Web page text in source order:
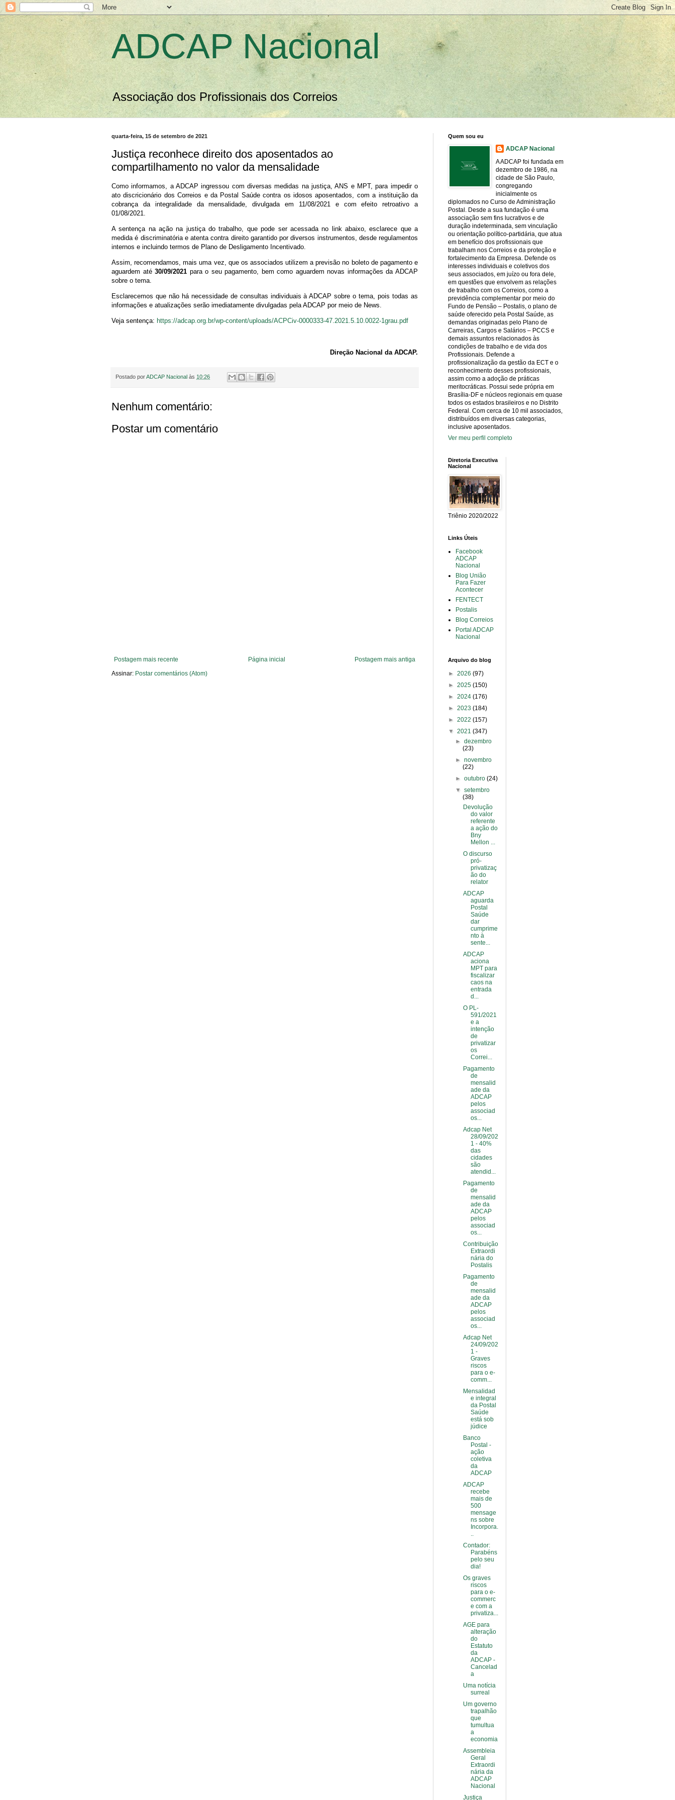
ADCAP Nacional
Associação dos Profissionais dos Correios
quarta-feira, 15 de setembro de 2021
Justiça reconhece direito dos aposentados ao
compartilhamento no valor da mensalidade
Como informamos, a ADCAP ingressou com diversas medidas na justiça, ANS e MPT, para impedir o
ato discricionário dos Correios e da Postal Saúde contra os idosos aposentados, com a instituição da
cobrança da integralidade da mensalidade, divulgada em 11/08/2021 e com efeito retroativo a
01/08/2021.
A sentença na ação na justiça do trabalho, que pode ser acessada no link abaixo, esclarece que a
medida é discriminatória e atenta contra direito garantido por diversos instrumentos, desde regulamentos
internos e incluindo termos de Plano de Desligamento Incentivado.
Assim, recomendamos, mais uma vez, que os associados utilizem a previsão no boleto de pagamento e
aguardem até30/09/2021 para o seu pagamento, bem como aguardem novas informações da ADCAP
sobre o tema.
Esclarecemos que não há necessidade de consultas individuais à ADCAP sobre o tema, pois todas as
informações e atualizações serão imediatamente divulgadas pela ADCAP por meio de News.
Veja sentença: https://adcap.org.br/wp-content/uploads/ACPCiv-0000333-47.2021.5.10.0022-1grau.pdf
Direção Nacional da ADCAP.
Postado porADCAP Nacional às 10:26
Nenhum comentário:
Postar um comentário
Postagem mais recente Postagem mais antiga
Página inicial
Assinar: Postar comentários (Atom)
Quem sou eu
ADCAP Nacional
A ADCAP foi fundada em
dezembro de 1986, na
cidade de São Paulo,
congregando
inicialmente os
diplomados no Curso de Administração
Postal. Desde a sua fundação é uma
associação sem fins lucrativos e de
duração indeterminada, sem vinculação
ou orientação político-partidária, que atua
em benefício dos profissionais que
trabalham nos Correios e da proteção e
fortalecimento da Empresa. Defende os
interesses individuais e coletivos dos
seus associados, em juízo ou fora dele,
em questões que envolvem as relações
de trabalho com os Correios, como a
previdência complementar por meio do
Fundo de Pensão – Postalis, o plano de
saúde oferecido pela Postal Saúde, as
demandas originadas pelo Plano de
Carreiras, Cargos e Salários – PCCS e
demais assuntos relacionados às
condições de trabalho e de vida dos
Profissionais. Defende a
profissionalização da gestão da ECT e o
reconhecimento desses profissionais,
assim como a adoção de práticas
meritocráticas. Possui sede própria em
Brasília-DF e núcleos regionais em quase
todos os estados brasileiros e no Distrito
Federal. Com cerca de 10 mil associados,
distribuídos em diversas categorias,
inclusive aposentados.
Ver meu perfil completo
Diretoria Executiva
Nacional
Triênio 2020/2022
Links Úteis
Facebook
ADCAP
Nacional
Blog União
Para Fazer
Acontecer
FENTECT
Postalis
Blog Correios
Portal ADCAP
Nacional
Arquivo do blog
► 2026 (97)
► 2025 (150)
► 2024 (176)
► 2023 (184)
► 2022 (157)
▼ 2021 (347)
►dezembro
(23)
►novembro
(22)
►outubro(24)
▼setembro
(38)
Devolução
do valor
referente
a ação do
Bny
Mellon ...
O discurso
pró-
privatizaç
ão do
relator
ADCAP
aguarda
Postal
Saúde
dar
cumprime
nto à
sente...
ADCAP
aciona
MPT para
fiscalizar
caos na
entrada
d...
O PL-
591/2021
e a
intenção
de
privatizar
os
Correi...
Pagamento
de
mensalid
ade da
ADCAP
pelos
associad
os...
Adcap Net
28/09/202
1 - 40%
das
cidades
são
atendid...
Pagamento
de
mensalid
ade da
ADCAP
pelos
associad
os...
Contribuição
Extraordi
nária do
Postalis
Pagamento
de
mensalid
ade da
ADCAP
pelos
associad
os...
Adcap Net
24/09/202
1 -
Graves
riscos
para o e-
comm...
Mensalidad
e integral
da Postal
Saúde
está sob
júdice
Banco
Postal -
ação
coletiva
da
ADCAP
ADCAP
recebe
mais de
500
mensage
ns sobre
Incorpora.
..
Contador:
Parabéns
pelo seu
dia!
Os graves
riscos
para o e-
commerc
e com a
privatiza...
AGE para
alteração
do
Estatuto
da
ADCAP -
Cancelad
a
Uma notícia
surreal
Um governo
trapalhão
que
tumultua
a
economia
Assembleia
Geral
Extraordi
nária da
ADCAP
Nacional
Justiça